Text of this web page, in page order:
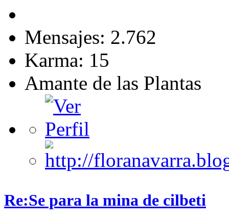
Mensajes: 2.762
Karma: 15
Amante de las Plantas
Re:Se para la mina de cilbeti